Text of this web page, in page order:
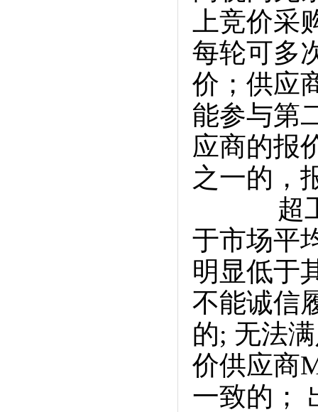
上竞价
每轮可多
价；供应
能参与第
应商的报
之一的，
超工商
于市场平
明显低于
不能诚信
的; 无法
价供应商
一致的；